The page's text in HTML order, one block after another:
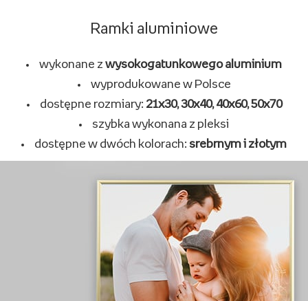
Ramki aluminiowe
wykonane z wysokogatunkowego aluminium
wyprodukowane w Polsce
dostępne rozmiary: 21x30, 30x40, 40x60, 50x70
szybka wykonana z pleksi
dostępne w dwóch kolorach: srebrnym i złotym